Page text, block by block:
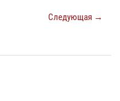
Следующая →